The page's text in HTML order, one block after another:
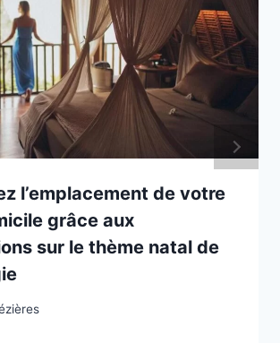
l’emplacement de votre
grâce aux
sur le thème natal de